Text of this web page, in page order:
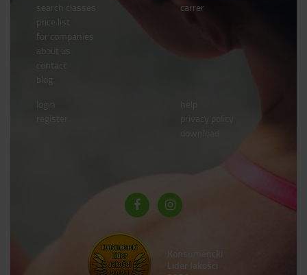
search classes
price list
for companies
about us
carrer
Konsumencki
Lider Jakości